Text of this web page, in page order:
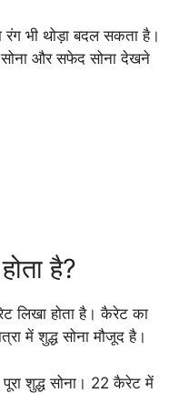
भी थोड़ा बदल सकता है।
सोना और सफेद सोना देखने
है?
लिखा होता है। कैरेट का
में शुद्ध सोना मौजूद है।
शुद्ध सोना। 22 कैरेट में